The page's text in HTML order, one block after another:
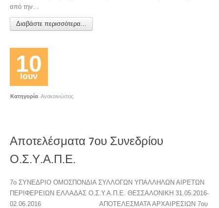
από την…
Διαβάστε περισσότερα...
10
Ιουν
Κατηγορία Ανακοινώσεις
Αποτελέσματα 7ου Συνεδρίου
Ο.Σ.Υ.Α.Π.Ε.
7ο ΣΥΝΕΔΡΙΟ ΟΜΟΣΠΟΝΔΙΑ ΣΥΛΛΟΓΩΝ ΥΠΑΛΛΗΛΩΝ ΑΙΡΕΤΩΝ
ΠΕΡΙΦΕΡΕΙΩΝ ΕΛΛΑΔΑΣ Ο.Σ.Υ.Α.Π.Ε. ΘΕΣΣΑΛΟΝΙΚΗ 31.05.2016-
02.06.2016 ΑΠΟΤΕΛΕΣΜΑΤΑ ΑΡΧΑΙΡΕΣΙΩΝ 7ου